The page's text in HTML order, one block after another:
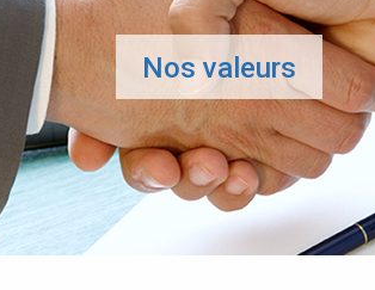
Nos valeurs